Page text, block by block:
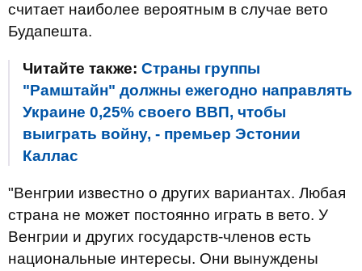
считает наиболее вероятным в случае вето
Будапешта.
Читайте также: Страны группы
"Рамштайн" должны ежегодно направлять
Украине 0,25% своего ВВП, чтобы
выиграть войну, - премьер Эстонии
Каллас
"Венгрии известно о других вариантах. Любая
страна не может постоянно играть в вето. У
Венгрии и других государств-членов есть
национальные интересы. Они вынуждены